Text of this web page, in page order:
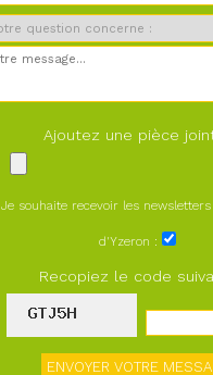
Ajoutez une pièce
Je souhaite recevoir les
d'Yzeron :
Recopiez le code